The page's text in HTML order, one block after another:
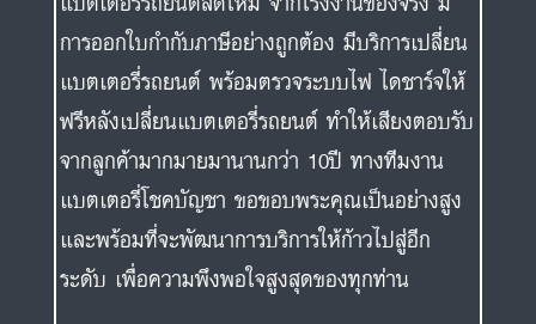
การออกใบกำกับภาษีอย่างถูกต้อง มีบริการเปลี่ยน
แบตเตอรี่รถยนต์ พร้อมตรวจระบบไฟ ไดชาร์จให้
ฟรีหลังเปลี่ยนแบตเตอรี่รถยนต์ ทำให้เสียงตอบรับ
จากลูกค้ามากมายมานานกว่า 10ปี ทางทีมงาน
แบตเตอรี่โชคบัญชา ขอขอบพระคุณเป็นอย่างสูง
และพร้อมที่จะพัฒนาการบริการให้ก้าวไปสู่อีก
ระดับ เพื่อความพึงพอใจสูงสุดของทุกท่าน